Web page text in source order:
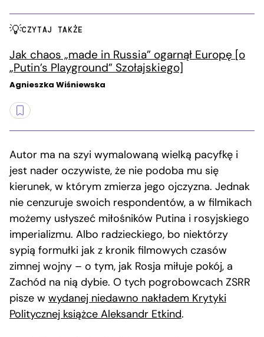
CZYTAJ TAKŻE
Jak chaos „made in Russia” ogarnął Europę [o
„Putin’s Playground” Szołajskiego]
Agnieszka Wiśniewska
Autor ma na szyi wymalowaną wielką pacyfkę i
jest nader oczywiste, że nie podoba mu się
kierunek, w którym zmierza jego ojczyzna. Jednak
nie cenzuruje swoich respondentów, a w filmikach
możemy usłyszeć miłośników Putina i rosyjskiego
imperializmu. Albo radzieckiego, bo niektórzy
sypią formułki jak z kronik filmowych czasów
zimnej wojny – o tym, jak Rosja miłuje pokój, a
Zachód na nią dybie. O tych pogrobowcach ZSRR
pisze w wydanej niedawno nakładem Krytyki
Politycznej książce Aleksandr Etkind.